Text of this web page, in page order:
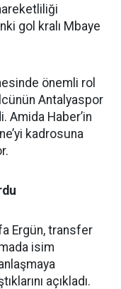
gol kralı Mbaye
önemli rol
Antalyaspor
Amida Haber’in
kadrosuna
Ergün, transfer
isim
açıkladı.